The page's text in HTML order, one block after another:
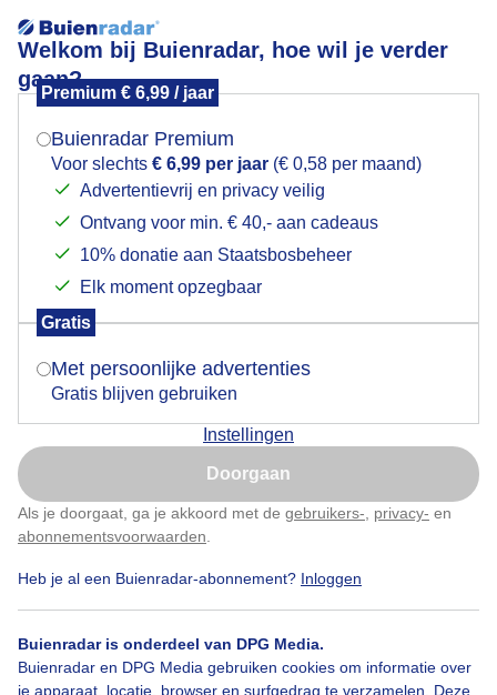
Welkom bij Buienradar, hoe wil je verder
gaan?
Premium € 6,99 / jaar
Buienradar Premium
Voor slechts € 6,99 per jaar (€ 0,58 per maand)
Advertentievrij en privacy veilig
Ontvang voor min. € 40,- aan cadeaus
10% donatie aan Staatsbosbeheer
Elk moment opzegbaar
Gratis
Met persoonlijke advertenties
Gratis blijven gebruiken
Instellingen
Doorgaan
Als je doorgaat, ga je akkoord met de gebruikers- privacy- en
abonnementsvoorwaarden
Heb je al een Buienradar-abonnement? Inloggen
Buienradar is onderdeel van DPG Media.
Buienradar en DPG Media gebruiken cookies om informatie over
je apparaat, locatie, browser en surfgedrag te verzamelen. Deze
Sneeuwbol.
De enige sneeuw die we nu zien is die van een
sneeuwschudbol bij ons de tuin rond half 3. In het
zonnetje, dat wel.
Mogen we je locatie gebruiken voor het
Indien je hier nog geen akkoord op hebt gegeven,
verschijnt er zo een pop-up uit je browser waarin
Is goed, toon de popup
Nu niet, misschien later
Klik hierom dit aan te passen